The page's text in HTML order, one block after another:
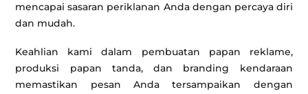
mencapai sasaran periklanan Anda dengan percaya diri
dan mudah.
Keahlian kami dalam pembuatan papan reklame,
produksi papan tanda, dan branding kendaraan
memastikan pesan Anda tersampaikan dengan